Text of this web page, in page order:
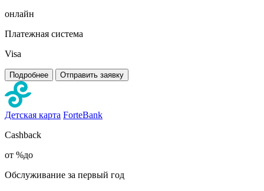
онлайн
Платежная система
Visa
Подробнее Отправить заявку
Детская карта ForteBank
Cashback
от %до
Обслуживание за первый год